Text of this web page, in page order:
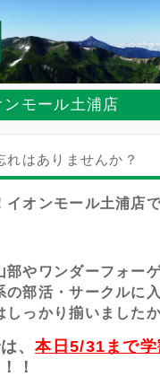
モール土浦店
はありませんか？
イオンモール土浦店で
部やワンダーフォー
の部活・サークルに
しっかり揃いました
、本日5/31まで
！